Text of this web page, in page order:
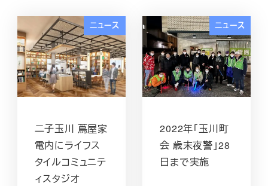
ニュース
二子玉川 蔦屋家
電内にライフス
タイルコミュニテ
ィスタジオ
ニュース
2022年「玉川町
会 歳末夜警」28
日まで実施